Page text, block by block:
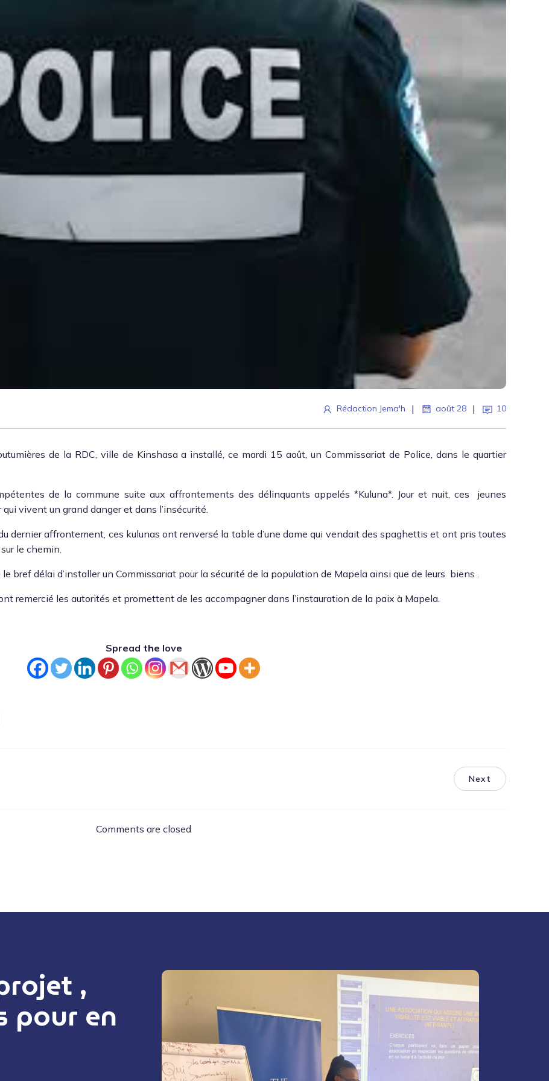
Rédaction Jema'h | août 28 | 10
de la RDC, ville de Kin­shasa a instal­lé, ce mar­di 15 août, un Com­mis­sari­at de Police, dans le quarti­er
de la com­mune suite aux affron­te­ments des délin­quants appelés *Kulu­na*. Jour et nuit, ces jeunes
vivent un grand dan­ger et dans l’in­sécu­rité.
dernier affron­te­ment, ces kulu­nas ont ren­ver­sé la table d’une dame qui vendait des spaghet­tis et ont pris toutes
le chemin.
bref délai d’in­staller un Com­mis­sari­at pour la sécu­rité de la pop­u­la­tion de Mapela ain­si que de leurs biens .
remer­cié les autorités et promet­tent de les accom­pa­g­n­er dans l’in­stau­ra­tion de la paix à Mapela.
Spread the love
Next
Comments are closed
,
pour en